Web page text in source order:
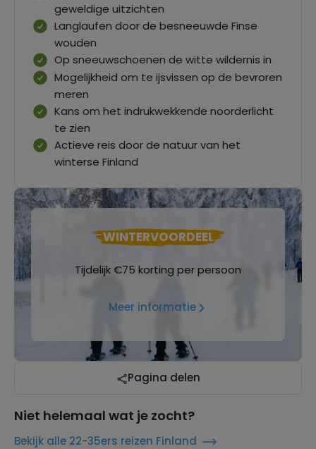
geweldige uitzichten
Langlaufen door de besneeuwde Finse
wouden
Op sneeuwschoenen de witte wildernis in
Mogelijkheid om te ijsvissen op de bevroren
meren
Kans om het indrukwekkende noorderlicht
te zien
Actieve reis door de natuur van het
winterse Finland
WINTERVOORDEEL
Tijdelijk €75 korting per persoon
Meer informatie
Pagina delen
Niet helemaal wat je zocht?
Bekijk alle 22-35ers reizen Finland